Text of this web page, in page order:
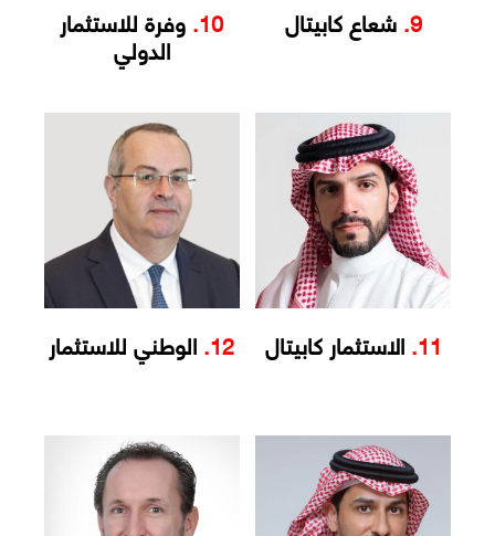
9. شعاع كابيتال 10. وفرة للاستثمار
الدولي
11. الاستثمار كابيتال 12. الوطني للاستثمار